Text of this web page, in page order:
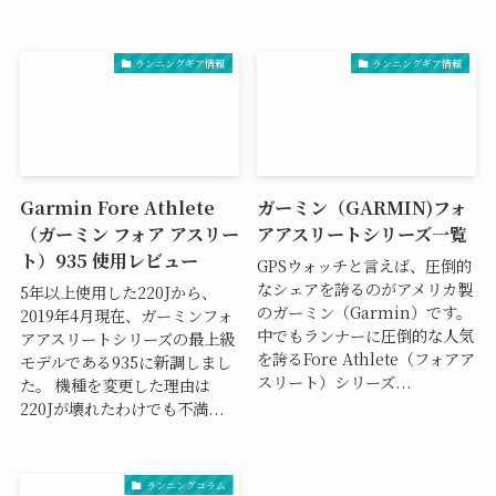
ランニングギア情報
Garmin Fore Athlete
（ガーミン フォア アスリー
ト）935 使用レビュー
5年以上使用した220Jから、
2019年4月現在、ガーミンフォ
アアスリートシリーズの最上級
モデルである935に新調しまし
た。 機種を変更した理由は
220Jが壊れたわけでも不満...
ランニングギア情報
ガーミン（GARMIN)フォ
アアスリートシリーズ一覧
GPSウォッチと言えば、圧倒的
なシェアを誇るのがアメリカ製
のガーミン（Garmin）です。
中でもランナーに圧倒的な人気
を誇るFore Athlete（フォアア
スリート）シリーズ...
ランニングコラム